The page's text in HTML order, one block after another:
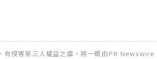
侵害第三人權益之虞，將一概由PR Newswire